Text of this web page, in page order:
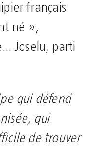
français
né »,
Joselu, parti
qui défend
qui
de trouver